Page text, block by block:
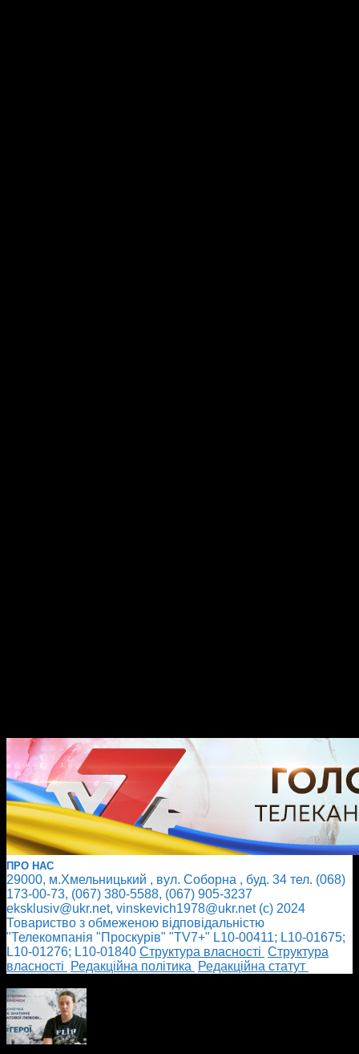
ПРО НАС
29000, м.Хмельницький , вул. Соборна , буд. 34 тел. (068)
173-00-73, (067) 380-5588, (067) 905-3237
eksklusiv@ukr.net, vinskevich1978@ukr.net (с) 2024
Товариство з обмеженою відповідальністю
"Телекомпанія "Проскурів" "TV7+" L10-00411; L10-01675;
L10-01276; L10-01840 Cтруктура власності Cтруктура
власності
Редакційна політика
Редакційна статут